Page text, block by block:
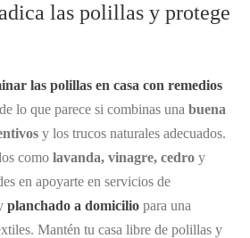
las polillas y protege
las polillas en casa con remedios
lo que parece si combinas una buena
y los trucos naturales adecuados.
como lavanda, vinagre, cedro y
en apoyarte en servicios de
planchado a domicilio para una
Mantén tu casa libre de polillas y